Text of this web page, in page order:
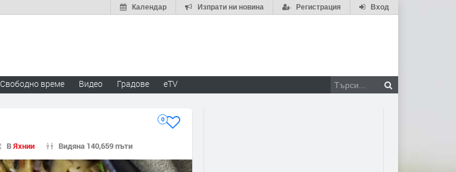
Вход
Регистрация
Изпрати ни новина
Календар
Свободно време Видео Градове eTV
0
ВЯхнии Видяна 140,659 пъти